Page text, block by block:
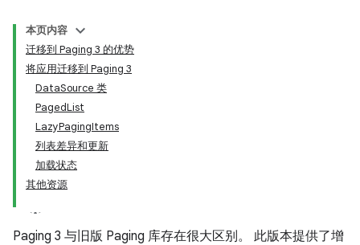
本页内容
迁移到 Paging 3 的优势
将应用迁移到 Paging 3
DataSource 类
PagedList
LazyPagingItems
列表差异和更新
加载状态
其他资源
Paging 3 与旧版 Paging 库存在很大区别。 此版本提供了增